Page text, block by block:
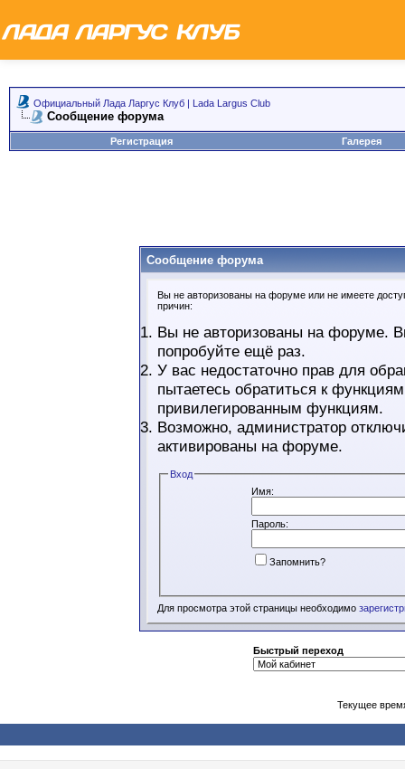
Официальный Лада Ларгус Клуб | Lada Largus Club
Сообщение форума
Регистрация Галерея
Сообщение форума
Вы не авторизованы на форуме или не имеете
причин:
Вы не авторизованы на форуме.
попробуйте ещё раз.
У вас недостаточно прав для
пытаетесь обратиться к
привилегированным функциям.
Возможно, администратор
активированы на форуме.
Вход
Имя:
Пароль:
Запомнить?
Для просмотра этой страницы необходимо
Быстрый переход
Текущее